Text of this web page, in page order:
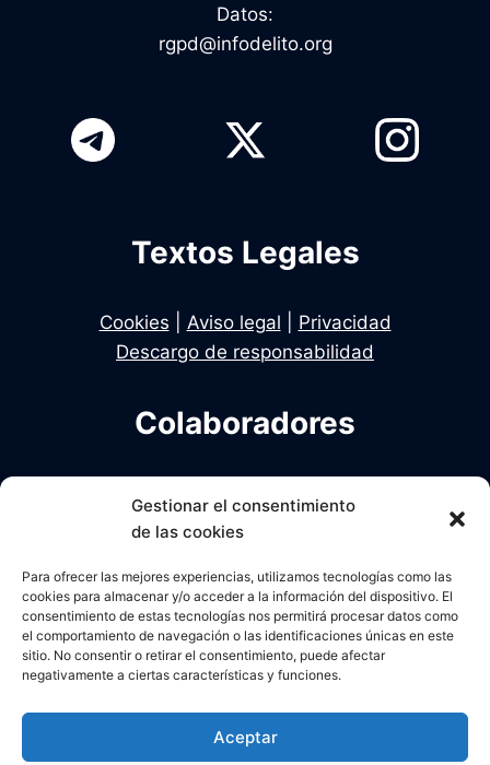
Gestionar el consentimiento
de las cookies
Para ofrecer las mejores experiencias, utilizamos tecnologías como las
cookies para almacenar y/o acceder a la información del dispositivo. El
consentimiento de estas tecnologías nos permitirá procesar datos como
el comportamiento de navegación o las identificaciones únicas en este
sitio. No consentir o retirar el consentimiento, puede afectar
negativamente a ciertas características y funciones.
Aceptar
Datos:
rgpd@infodelito.org
Textos Legales
Cookies Aviso legal
Privacidad
Descargo de responsabilidad
Colaboradores
Infodelito es una iniciativa de Dekhan y Alcalde
en colaboración con Una Policia para el Siglo XXI